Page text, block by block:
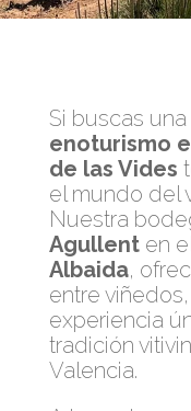
Si buscas
enoturismo
de las Vides
el mundo del
Nuestra
Agullenten
Albaida,
entre
experiencia
tradición
Valencia.